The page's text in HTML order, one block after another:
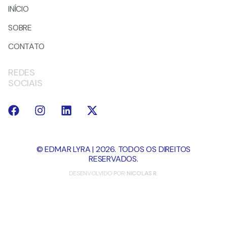
INÍCIO
SOBRE
CONTATO
REDES
SOCIAIS
© EDMAR LYRA | 2026. TODOS OS DIREITOS
RESERVADOS.
DESENVOLVIDO POR NICOLAS R.